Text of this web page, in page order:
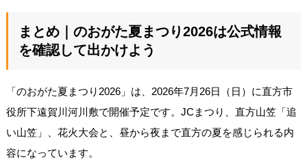
まとめ｜のおがた夏まつり2026は公式情報
を確認して出かけよう
「のおがた夏まつり2026」は、2026年7月26日（日）に直方市
役所下遠賀川河川敷で開催予定です。JCまつり、直方山笠「追
い山笠」、花火大会と、昼から夜まで直方の夏を感じられる内
容になっています。